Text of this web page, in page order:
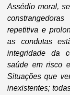
Assédio moral,
repetitiva e
as condutas
integridade da
saúde em risco
Situações que
inexistentes;